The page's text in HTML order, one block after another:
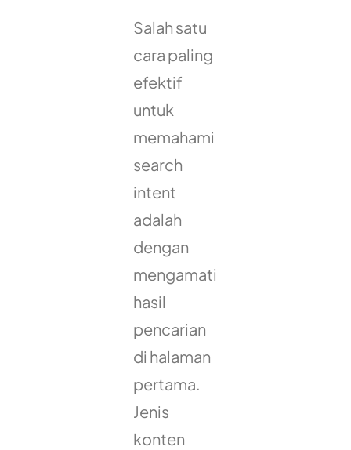
Salah satu
cara paling
efektif
untuk
memahami
search
intent
adalah
dengan
mengamati
hasil
pencarian
di halaman
pertama.
Jenis
konten